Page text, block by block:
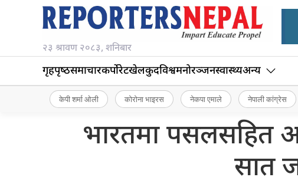
२३ श्रावण २०८३, शनिबार
गृहपृष्‍ठसमाचारकर्पोरेटखेलकुदविश्वमनोरञ्जनस्वास्थ्यअन्य
केपी शर्मा ओली कोरोना भाइरस नेकपा एमाले नेपाली कांग्रेस
भारतमा पसलसहित
सात